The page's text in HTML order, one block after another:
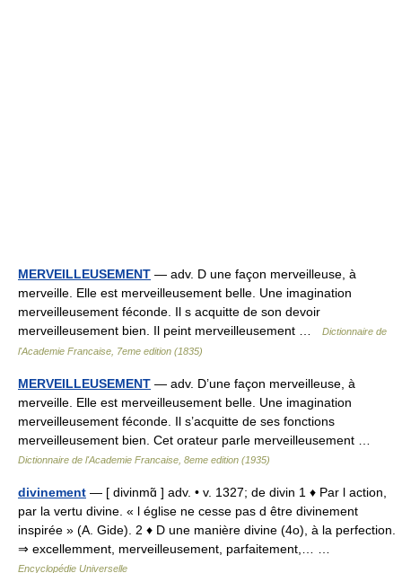
MERVEILLEUSEMENT — adv. D une façon merveilleuse, à
merveille. Elle est merveilleusement belle. Une imagination
merveilleusement féconde. Il s acquitte de son devoir
merveilleusement bien. Il peint merveilleusement …
Dictionnaire de
l'Academie Francaise, 7eme edition (1835)
MERVEILLEUSEMENT — adv. D’une façon merveilleuse, à
merveille. Elle est merveilleusement belle. Une imagination
merveilleusement féconde. Il s’acquitte de ses fonctions
merveilleusement bien. Cet orateur parle merveilleusement …
Dictionnaire de l'Academie Francaise, 8eme edition (1935)
divinement — [ divinmɑ̃ ] adv. • v. 1327; de divin 1 ♦ Par l action,
par la vertu divine. « l église ne cesse pas d être divinement
inspirée » (A. Gide). 2 ♦ D une manière divine (4o), à la perfection.
⇒ excellemment, merveilleusement, parfaitement,… …
Encyclopédie Universelle